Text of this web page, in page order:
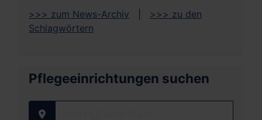
>>> zum News-Archiv
>>> zu den
Schlagwörtern
Pflegeeinrichtungen suchen